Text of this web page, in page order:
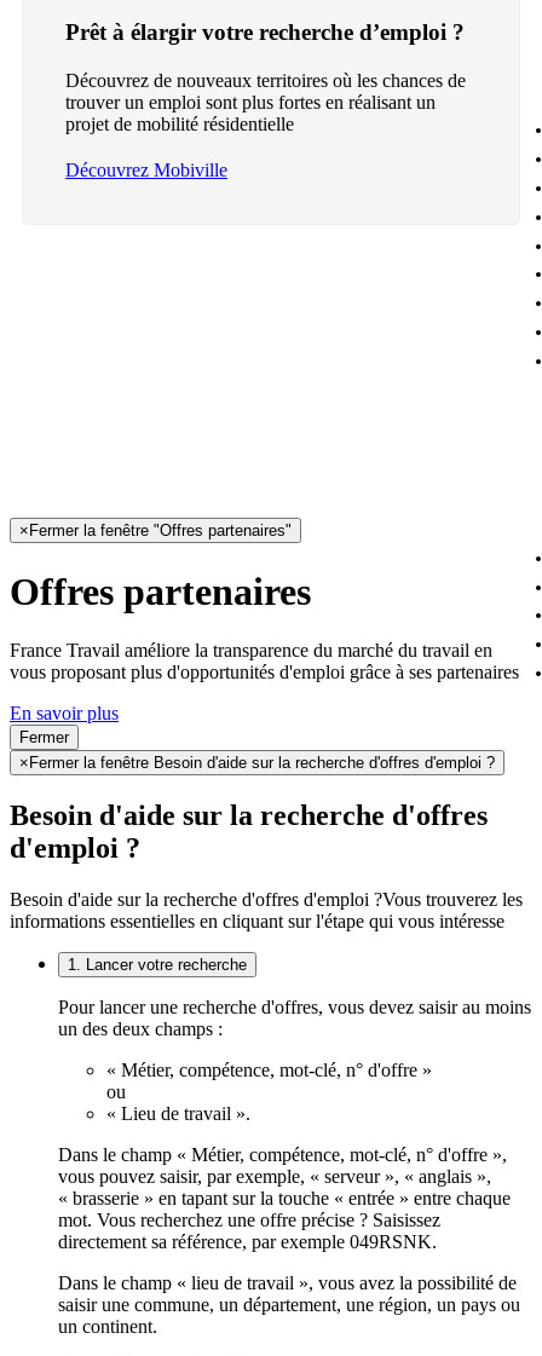
Prêt à élargir votre recherche d’emploi ?
Découvrez de nouveaux territoires où les chances de
trouver un emploi sont plus fortes en réalisant un
projet de mobilité résidentielle
Découvrez Mobiville
× Fermer la fenêtre "Offres partenaires"
Offres partenaires
France Travail améliore la transparence du marché du travail en
vous proposant plus d'opportunités d'emploi grâce à ses partenaires
En savoir plus
Fermer
× Fermer la fenêtre Besoin d'aide sur la recherche d'offres d'emploi ?
Besoin d'aide sur la recherche d'offres
d'emploi ?
Besoin d'aide sur la recherche d'offres d'emploi ?Vous trouverez les
informations essentielles en cliquant sur l'étape qui vous intéresse
1. Lancer votre recherche
Pour lancer une recherche d'offres, vous devez saisir au moins
un des deux champs :
« Métier, compétence, mot-clé, n° d'offre »
ou
« Lieu de travail ».
Dans le champ « Métier, compétence, mot-clé, n° d'offre »,
vous pouvez saisir, par exemple, « serveur », « anglais »,
« brasserie » en tapant sur la touche « entrée » entre chaque
mot. Vous recherchez une offre précise ? Saisissez
directement sa référence, par exemple 049RSNK.
Dans le champ « lieu de travail », vous avez la possibilité de
saisir une commune, un département, une région, un pays ou
un continent.